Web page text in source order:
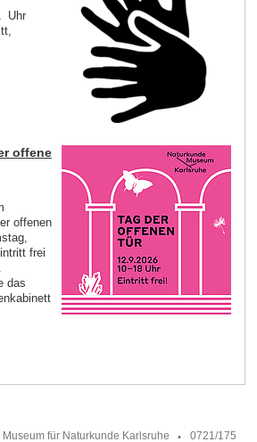
Uhr
offene
offenen
frei
das
für Naturkunde Karlsruhe
0721/175